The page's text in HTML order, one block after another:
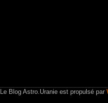
Le Blog Astro.Uranie est propulsé par